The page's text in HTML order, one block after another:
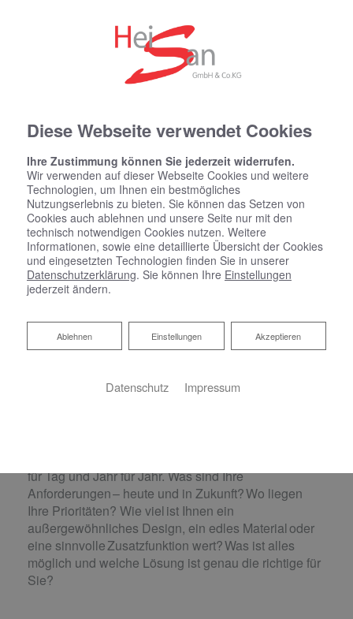
Wir machen Ihren Traum vom neuen Bad
für Tag und Jahr für Jahr. Was sind Ihre
Anforderungen – heute und in Zukunft? Wo liegen
Ihre Prioritäten? Wie viel ist Ihnen ein
außergewöhnliches Design, ein edles Material oder
eine sinnvolle Zusatzfunktion wert? Was ist alles
möglich und welche Lösung ist genau die richtige für
Sie?
Diese Webseite verwendet Cookies
Ihre Zustimmung können Sie jederzeit widerrufen.
Wir verwenden auf dieser Webseite Cookies und weitere
Technologien, um Ihnen ein bestmögliches
Nutzungserlebnis zu bieten. Sie können das Setzen von
Cookies auch ablehnen und unsere Seite nur mit den
technisch notwendigen Cookies nutzen. Weitere
Informationen, sowie eine detaillierte Übersicht der Cookies
und eingesetzten Technologien finden Sie in unserer
Datenschutzerklärung. Sie können Ihre Einstellungen
jederzeit ändern.
Akzeptieren
Einstellungen
Ablehnen
Ablehnen
Datenschutz Impressum